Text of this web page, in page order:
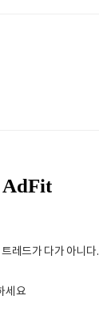
레드가 다가 아니다.
세요